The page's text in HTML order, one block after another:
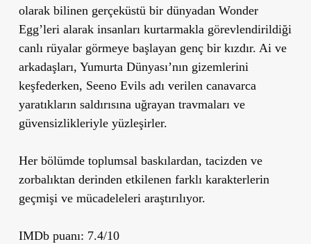
olarak bilinen gerçeküstü bir dünyadan Wonder
Egg’leri alarak insanları kurtarmakla görevlendirildiği
canlı rüyalar görmeye başlayan genç bir kızdır. Ai ve
arkadaşları, Yumurta Dünyası’nın gizemlerini
keşfederken, Seeno Evils adı verilen canavarca
yaratıkların saldırısına uğrayan travmaları ve
güvensizlikleriyle yüzleşirler.
Her bölümde toplumsal baskılardan, tacizden ve
zorbalıktan derinden etkilenen farklı karakterlerin
geçmişi ve mücadeleleri araştırılıyor.
IMDb puanı: 7.4/10